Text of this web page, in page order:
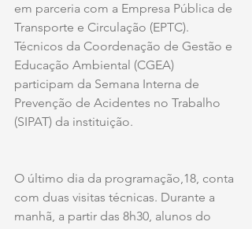
em parceria com a Empresa Pública de
Transporte e Circulação (EPTC).
Técnicos da Coordenação de Gestão e
Educação Ambiental (CGEA)
participam da Semana Interna de
Prevenção de Acidentes no Trabalho
(SIPAT) da instituição.
O último dia da programação,18, conta
com duas visitas técnicas. Durante a
manhã, a partir das 8h30, alunos do